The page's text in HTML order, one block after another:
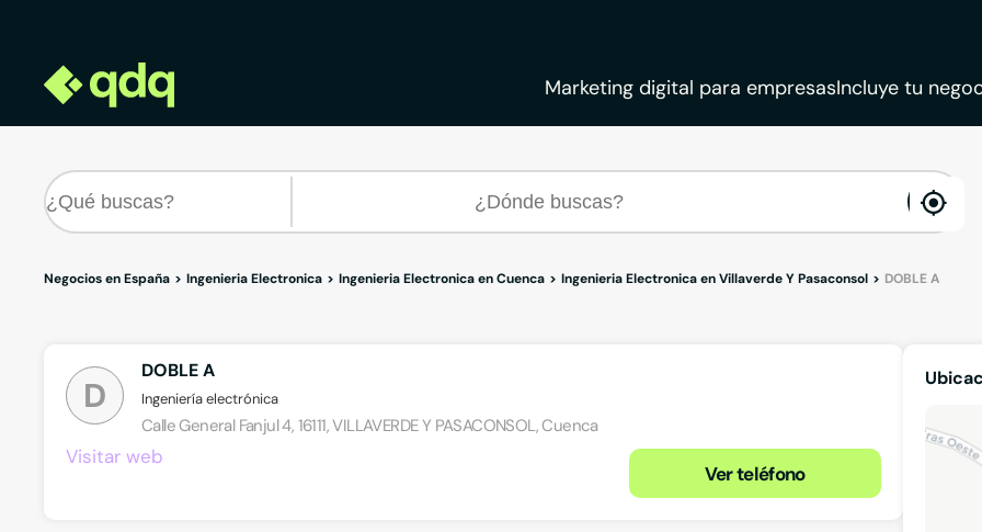
Marketing digital para empresasIncluye tu
Negocios en España Ingenieria Electronica Ingenieria Electronica en Cuenca Ingenieria Electronica en Villaverde Y Pasaconsol DOBLE A
D
DOBLE A
Ingeniería electrónica
Calle General Fanjul 4, 16111, VILLAVERDE Y PASACONSOL, Cuenca
Visitar web
Ver teléfono